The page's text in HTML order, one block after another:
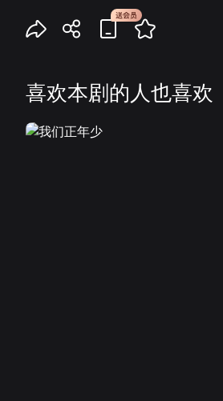
喜欢本剧的人也喜欢